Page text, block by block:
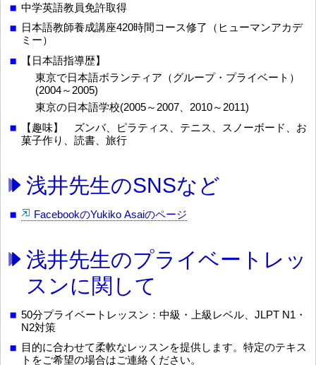
中学英語教員免許取得
日本語教師養成講座420時間コース修了（ヒューマンアカデ
ミー）
【日本語指導歴】
東京で日本語ボランティア（グループ・プライベート）
(2004～2005)
東京の日本語学校(2005～2007、2010～2011)
【趣味】 ズンバ、ピラティス、テニス、スノーボード、お
菓子作り、読書、旅行
浅井先生のSNSなど
FacebookのYukiko Asaiのページ
浅井先生のプライベートレッ
スンに関して
50分プライベートレッスン：中級・上級レベル、JLPT N1・
N2対策
目的に合わせて柔軟なレッスンを提供します。特定のテキス
トをご希望の場合はご連絡ください。